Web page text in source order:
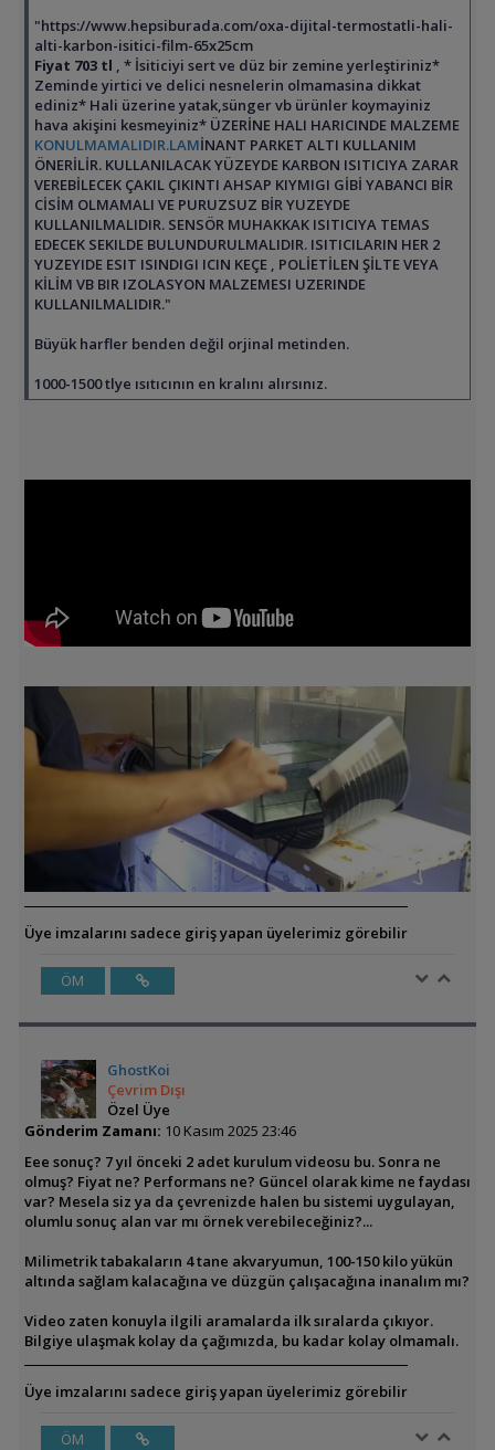
"https://www.hepsiburada.com/oxa-dijital-termostatli-hali-
alti-karbon-isitici-film-65x25cm
Fiyat 703 tl , * İsiticiyi sert ve düz bir zemine yerleştiriniz*
Zeminde yirtici ve delici nesnelerin olmamasina dikkat
ediniz* Hali üzerine yatak,sünger vb ürünler koymayiniz
hava akişini kesmeyiniz* ÜZERİNE HALI HARICINDE MALZEME
KONULMAMALIDIR.LAMİNANT PARKET ALTI KULLANIM
ÖNERİLİR. KULLANILACAK YÜZEYDE KARBON ISITICIYA ZARAR
VEREBİLECEK ÇAKIL ÇIKINTI AHSAP KIYMIGI GİBİ YABANCI BİR
CİSİM OLMAMALI VE PURUZSUZ BİR YUZEYDE
KULLANILMALIDIR. SENSÖR MUHAKKAK ISITICIYA TEMAS
EDECEK SEKILDE BULUNDURULMALIDIR. ISITICILARIN HER 2
YUZEYIDE ESIT ISINDIGI ICIN KEÇE , POLİETİLEN ŞİLTE VEYA
KİLİM VB BIR IZOLASYON MALZEMESI UZERINDE
KULLANILMALIDIR."
Büyük harfler benden değil orjinal metinden.
1000-1500 tlye ısıtıcının en kralını alırsınız.
Üye imzalarını sadece giriş yapan üyelerimiz görebilir
ÖM
GhostKoi
Çevrim Dışı
Özel Üye
Gönderim Zamanı: 10 Kasım 2025 23:46
Eee sonuç? 7 yıl önceki 2 adet kurulum videosu bu. Sonra ne
olmuş? Fiyat ne? Performans ne? Güncel olarak kime ne faydası
var? Mesela siz ya da çevrenizde halen bu sistemi uygulayan,
olumlu sonuç alan var mı örnek verebileceğiniz?...
Milimetrik tabakaların 4 tane akvaryumun, 100-150 kilo yükün
altında sağlam kalacağına ve düzgün çalışacağına inanalım mı?
Video zaten konuyla ilgili aramalarda ilk sıralarda çıkıyor.
Bilgiye ulaşmak kolay da çağımızda, bu kadar kolay olmamalı.
Üye imzalarını sadece giriş yapan üyelerimiz görebilir
ÖM